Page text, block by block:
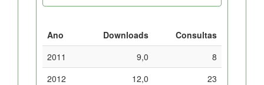
Ano Downloads
Consultas
2011
9,0
8
2012
12,0
23